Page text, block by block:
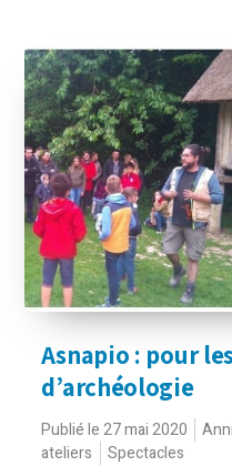
Asnapio : pour
d’archéologie
Publié le 27 mai 2020
ateliers
Spectacles